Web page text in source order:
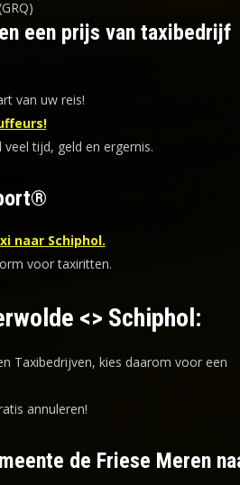
een prijs van taxibedrijf
van uw reis!
tijd, geld en ergernis.
naar Schiphol.
voor taxiritten.
<> Schiphol:
Taxibedrijven, kies daarom voor een
annuleren!
de Friese Meren